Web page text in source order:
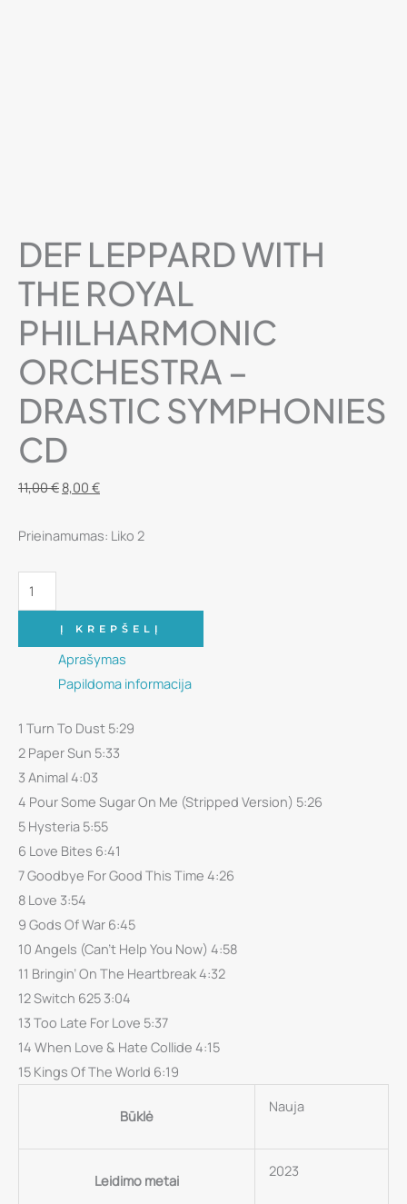
DEF LEPPARD WITH
THE ROYAL
PHILHARMONIC
ORCHESTRA –
DRASTIC SYMPHONIES
CD
11,00€ Original
was:
8,00 €Current
is:
Prieinamumas: Liko 2
produkto
kiekis:
Leppard
Royal
Philharmonic
Orchestra
-
Drastic
Symphonies
CD
Į KREPŠELĮ
Aprašymas
Papildoma informacija
1 Turn To Dust 5:29
2 Paper Sun 5:33
3 Animal 4:03
4 Pour Some Sugar On Me (Stripped Version) 5:26
5 Hysteria 5:55
6 Love Bites 6:41
7 Goodbye For Good This Time 4:26
8 Love 3:54
9 Gods Of War 6:45
10 Angels (Can’t Help You Now) 4:58
11 Bringin’ On The Heartbreak 4:32
12 Switch 625 3:04
13 Too Late For Love 5:37
14 When Love & Hate Collide 4:15
15 Kings Of The World 6:19
Būklė
Nauja
Leidimo metai
2023